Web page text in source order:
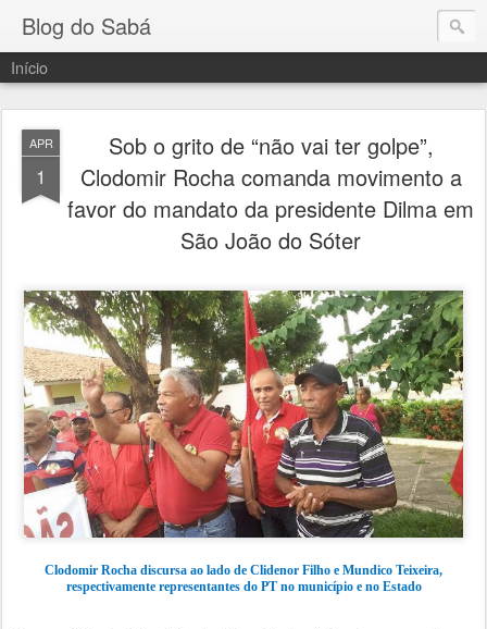
Blog do Sabá
Início
APR
1
Sob o grito de “não vai ter golpe”,
Clodomir Rocha comanda movimento a
favor do mandato da presidente Dilma em
São João do Sóter
Clodomir Rocha discursa ao lado de Clidenor Filho e Mundico Teixeira,
respectivamente representantes do PT no município e no Estado